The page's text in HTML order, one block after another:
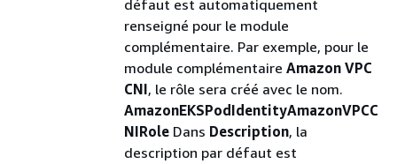
défaut est automatiquement
renseigné pour le module
complémentaire. Par exemple, pour le
module complémentaire Amazon VPC
CNI, le rôle sera créé avec le nom.
AmazonEKSPodIdentityAmazonVPCC
NIRole Dans Description, la
description par défaut est